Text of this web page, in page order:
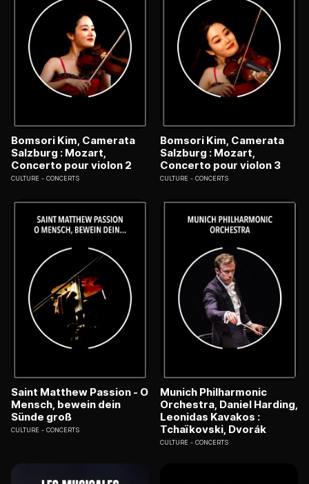
Bomsori Kim, Camerata
Salzburg : Mozart,
Concerto pour violon 2
CULTURE CONCERTS
Bomsori Kim, Camerata
Salzburg : Mozart,
Concerto pour violon 3
CULTURE CONCERTS
Saint Matthew Passion - O
Mensch, bewein dein
Sünde groß
CULTURE CONCERTS
Munich Philharmonic
Orchestra, Daniel Harding,
Leonidas Kavakos :
Tchaïkovski, Dvorák
CULTURE CONCERTS